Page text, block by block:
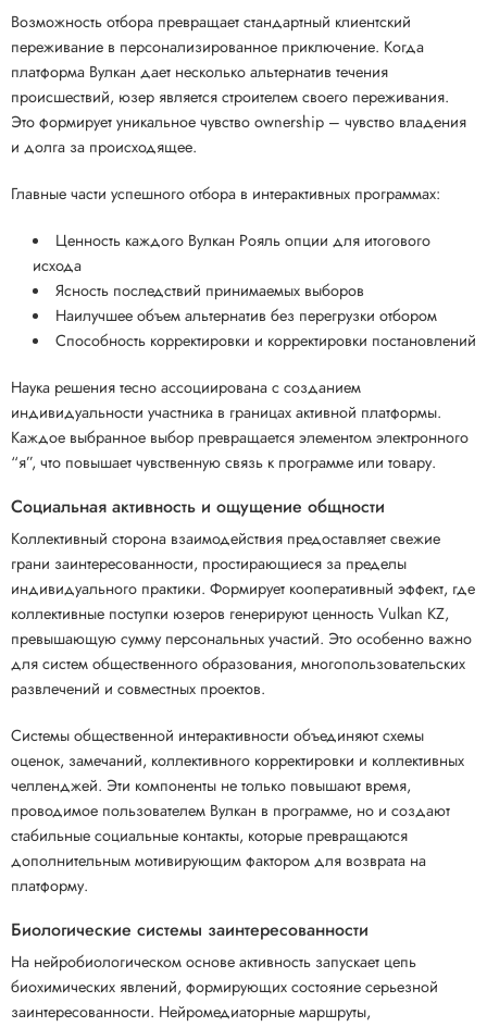
Возможность отбора превращает стандартный клиентский
переживание в персонализированное приключение. Когда
платформа Вулкан дает несколько альтернатив течения
происшествий, юзер является строителем своего переживания.
Это формирует уникальное чувство ownership – чувство владения
и долга за происходящее.
Главные части успешного отбора в интерактивных программах:
Ценность каждого Вулкан Рояль опции для итогового
исхода
Ясность последствий принимаемых выборов
Наилучшее объем альтернатив без перегрузки отбором
Способность корректировки и корректировки постановлений
Наука решения тесно ассоциирована с созданием
индивидуальности участника в границах активной платформы.
Каждое выбранное выбор превращается элементом электронного
“я”, что повышает чувственную связь к программе или товару.
Социальная активность и ощущение общности
Коллективный сторона взаимодействия предоставляет свежие
грани заинтересованности, простирающиеся за пределы
индивидуального практики. Формирует кооперативный эффект, где
коллективные поступки юзеров генерируют ценность Vulkan KZ,
превышающую сумму персональных участий. Это особенно важно
для систем общественного образования, многопользовательских
развлечений и совместных проектов.
Системы общественной интерактивности объединяют схемы
оценок, замечаний, коллективного корректировки и коллективных
челленджей. Эти компоненты не только повышают время,
проводимое пользователем Вулкан в программе, но и создают
стабильные социальные контакты, которые превращаются
дополнительным мотивирующим фактором для возврата на
платформу.
Биологические системы заинтересованности
На нейробиологическом основе активность запускает цепь
биохимических явлений, формирующих состояние серьезной
заинтересованности. Нейромедиаторные маршруты,